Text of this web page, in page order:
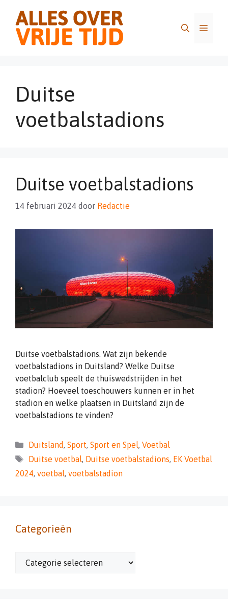
inhoud
Menu
Duitse
voetbalstadions
Duitse voetbalstadions
14 februari 2024 door Redactie
Duitse voetbalstadions. Wat zijn bekende
voetbalstadions in Duitsland? Welke Duitse
voetbalclub speelt de thuiswedstrijden in het
stadion? Hoeveel toeschouwers kunnen er in het
stadion en welke plaatsen in Duitsland zijn de
voetbalstadions te vinden?
Categorieën
Duitsland, Sport, Sport en Spel, Voetbal
Tags
Duitse voetbal, Duitse voetbalstadions, EK Voetbal
2024, voetbal, voetbalstadion
Categorieën
Categorieën